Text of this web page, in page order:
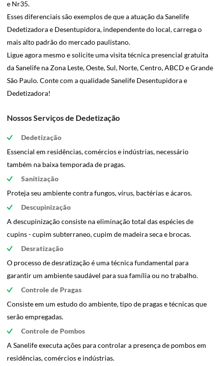
e Nr35.
Esses diferenciais são exemplos de que a atuação da Sanelife
Dedetizadora e Desentupidora, independente do local, carrega o
mais alto padrão do mercado paulistano.
Ligue agora mesmo e solicite uma visita técnica presencial gratuita
da Sanelife na Zona Leste, Oeste, Sul, Norte, Centro, ABCD e Grande
São Paulo. Conte com a qualidade Sanelife Desentupidora e
Dedetizadora!
Nossos Serviços de Dedetização
Dedetização
Essencial em residências, comércios e indústrias, necessário
também na baixa temporada de pragas.
Sanitização
Proteja seu ambiente contra fungos, vírus, bactérias e ácaros.
Descupinização
A descupinização consiste na eliminação total das espécies de
cupins - cupim subterraneo, cupim de madeira seca e brocas.
Desratização
O processo de desratização é uma técnica fundamental para
garantir um ambiente saudável para sua família ou no trabalho.
Controle de Pragas
Consiste em um estudo do ambiente, tipo de pragas e técnicas que
serão empregadas.
Controle de Pombos
A Sanelife executa ações para controlar a presença de pombos em
residências, comércios e indústrias.